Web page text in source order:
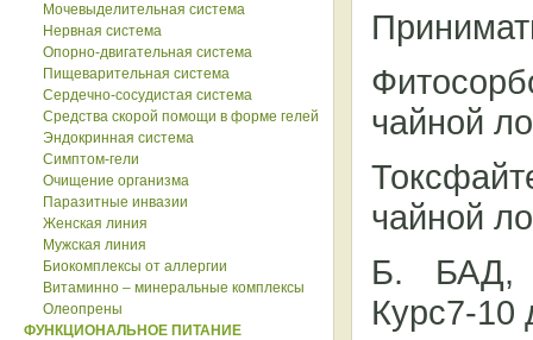
Мочевыделительная система
Нервная система
Опорно-двигательная система
Пищеварительная система
Сердечно-сосудистая система
Средства скорой помощи в форме гелей
Эндокринная система
Симптом-гели
Очищение организма
Паразитные инвазии
Женская линия
Мужская линия
Биокомплексы от аллергии
Витаминно – минеральные комплексы
Олеопрены
ФУНКЦИОНАЛЬНОЕ ПИТАНИЕ
чайной
чайной
Б. БАД,
Курс7-10